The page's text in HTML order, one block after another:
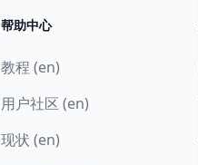
帮助中心
教程 (en)
用户社区 (en)
现状 (en)